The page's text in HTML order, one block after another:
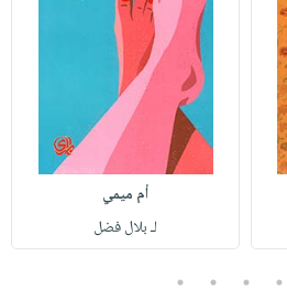
أم ميمي
لـ بلال فضل
2
3
4
5